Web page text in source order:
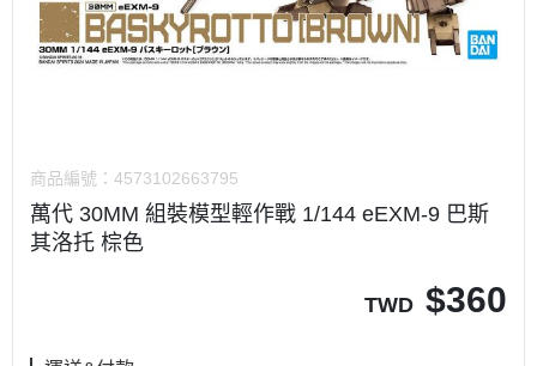
商品編號： 4573102663795
萬代 30MM 組裝模型輕作戰 1/144 eEXM-9 巴斯
其洛托 棕色
TWD $360